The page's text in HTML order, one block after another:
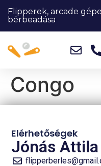
Flipperek, arcade
bérbeadása
Congo
Elérhetőségek
Jónás Attila